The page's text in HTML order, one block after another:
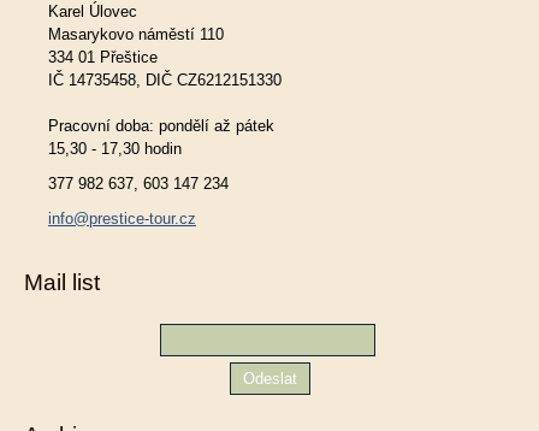
Karel Úlovec
Masarykovo náměstí 110
334 01 Přeštice
IČ 14735458, DIČ CZ6212151330
Pracovní doba: pondělí až pátek
15,30 - 17,30 hodin
377 982 637, 603 147 234
info@prestice-tour.cz
Mail list